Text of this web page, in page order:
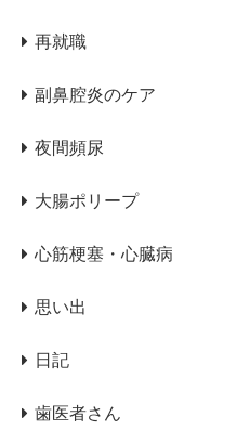
再就職
副鼻腔炎のケア
夜間頻尿
大腸ポリープ
心筋梗塞・心臓病
思い出
日記
歯医者さん